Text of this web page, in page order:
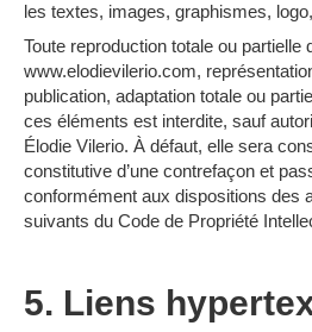
les textes, images, graphismes,
Toute reproduction totale ou partielle
www.elodievilerio.com,
publication, adaptation totale ou
ces éléments est interdite, sauf
Élodie Vilerio. À défaut, elle sera
constitutive d’une contrefaçon et
conformément aux dispositions des
suivants du Code de Propriété
5. Liens